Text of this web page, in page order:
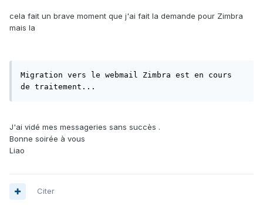
cela fait un brave moment que j'ai fait la demande pour Zimbra
mais la
Migration vers le webmail Zimbra est en cours
de traitement...
J'ai vidé mes messageries sans succès .
Bonne soirée à vous
Liao
Citer